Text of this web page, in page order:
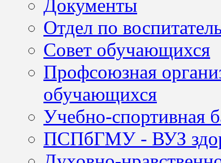
Документы
Отдел по
Совет обучающихся
Профсоюзная
обучающихся
Учебно-спортивная
ПСПбГМУ - ВУЗ